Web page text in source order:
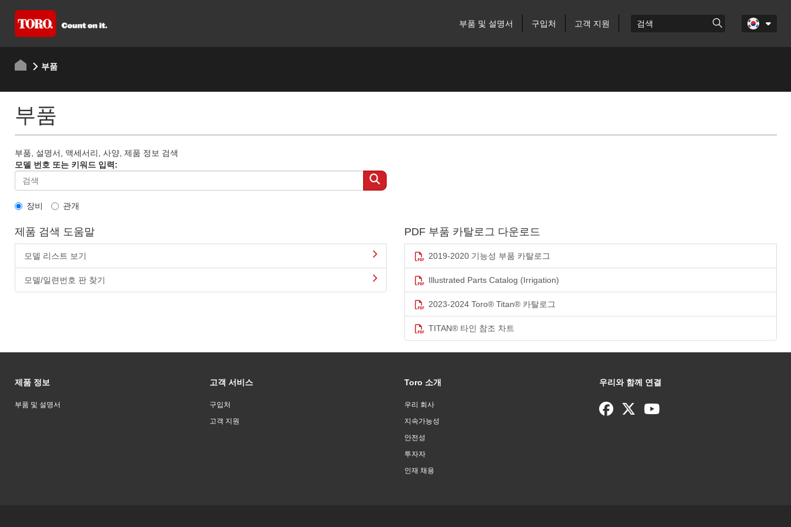
부품 및 설명서 구입처 고객 지원
부품
부품
부품, 설명서, 액세서리, 사양, 제품 정보 검색
모델 번호 또는 키워드 입력:
장비 관개
제품 검색 도움말
모델 리스트 보기
모델/일련번호 판 찾기
PDF 부품 카탈로그 다운로드
2019-2020 기능성 부품 카탈로그
Illustrated Parts Catalog (Irrigation)
2023-2024 Toro® Titan® 카탈로그
TITAN® 타인 참조 차트
제품 정보
부품 및 설명서
고객 서비스
구입처
고객 지원
Toro 소개
우리 회사
지속가능성
안전성
투자자
인재 채용
우리와 함께 연결